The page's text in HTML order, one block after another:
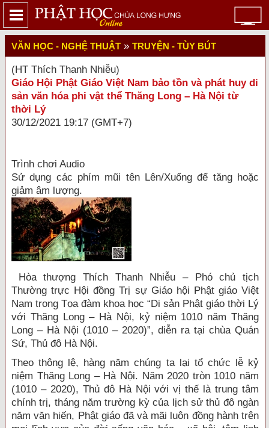
VĂN HỌC - NGHỆ THUẬT » TRUYỆN - TÙY BÚT
(HT Thích Thanh Nhiễu)
Giáo Hội Phật Giáo Việt Nam bảo tồn và phát huy di
sản văn hóa phi vật thể Thăng Long – Hà Nội từ
thời Lý
30/12/2021 19:17 (GMT+7)
Trình chơi Audio
Sử dụng các phím mũi tên Lên/Xuống để tăng hoặc
giảm âm lượng.
Hòa thượng Thích Thanh Nhiễu – Phó chủ tịch
Thường trực Hội đồng Trị sự Giáo hội Phật giáo Việt
Nam trong Tọa đàm khoa học “Di sản Phật giáo thời Lý
với Thăng Long – Hà Nội, kỷ niệm 1010 năm Thăng
Long – Hà Nội (1010 – 2020)”, diễn ra tại chùa Quán
Sứ, Thủ đô Hà Nội.
Theo thông lệ, hàng năm chúng ta lại tổ chức lễ kỷ
niệm Thăng Long – Hà Nội. Năm 2020 tròn 1010 năm
(1010 – 2020), Thủ đô Hà Nội với vị thế là trung tâm
chính trị, tháng năm trường kỳ của lịch sử thủ đô ngàn
năm văn hiến, Phật giáo đã và mãi luôn đồng hành trên